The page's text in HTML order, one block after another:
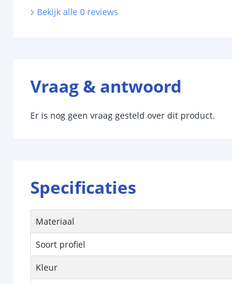
Bekijk alle 0 reviews
Vraag & antwoord
Er is nog geen vraag gesteld over dit product.
Specificaties
Materiaal
Soort profiel
Kleur